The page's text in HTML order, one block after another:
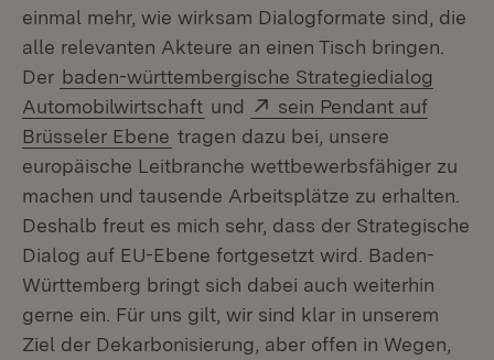
einmal mehr, wie wirksam Dialogformate sind, die
alle relevanten Akteure an einen Tisch bringen.
Der baden-württembergische Strategiedialog
Automobilwirtschaft und Extern:
sein Pendant auf
Brüsseler Ebene (Öffnet in neuem Fenster)
tragen dazu bei, unsere
europäische Leitbranche wettbewerbsfähiger zu
machen und tausende Arbeitsplätze zu erhalten.
Deshalb freut es mich sehr, dass der Strategische
Dialog auf EU-Ebene fortgesetzt wird. Baden-
Württemberg bringt sich dabei auch weiterhin
gerne ein. Für uns gilt, wir sind klar in unserem
Ziel der Dekarbonisierung, aber offen in Wegen,